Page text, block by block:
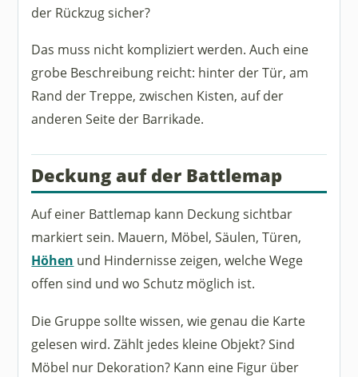
der Rückzug sicher?
Das muss nicht kompliziert werden. Auch eine
grobe Beschreibung reicht: hinter der Tür, am
Rand der Treppe, zwischen Kisten, auf der
anderen Seite der Barrikade.
Deckung auf der Battlemap
Auf einer Battlemap kann Deckung sichtbar
markiert sein. Mauern, Möbel, Säulen, Türen,
Höhen und Hindernisse zeigen, welche Wege
offen sind und wo Schutz möglich ist.
Die Gruppe sollte wissen, wie genau die Karte
gelesen wird. Zählt jedes kleine Objekt? Sind
Möbel nur Dekoration? Kann eine Figur über